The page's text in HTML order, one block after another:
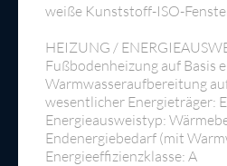
weiße Kunststoff-ISO-
HEIZUNG /
Fußbodenheizung auf Basis
Warmwasseraufbereitung
wesentlicher Energieträger:
Energieausweistyp:
Endenergiebedarf (mit
Energieeffizienzklasse: A